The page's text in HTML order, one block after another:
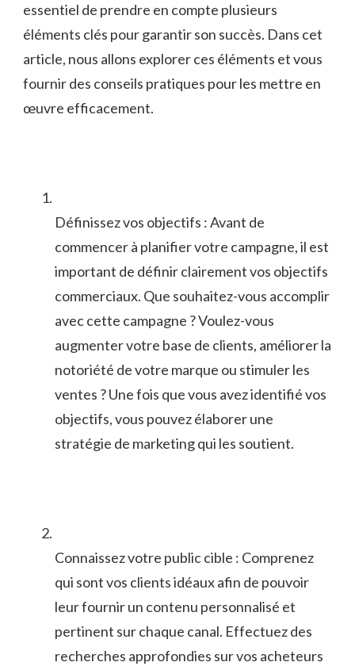
essentiel ⁣de prendre ​en ‌compte plusieurs
éléments clés pour garantir son‍ succès. Dans cet
article,‌ nous allons explorer ces éléments et⁤ vous
fournir‌ des ‌conseils pratiques pour ⁣les mettre en
⁤œuvre ⁤efficacement.⁢
Définissez vos ‌objectifs : Avant de
commencer ‌à‌ planifier votre campagne, il est
important ​de définir⁢ clairement vos ‌objectifs
commerciaux. Que⁤ souhaitez-vous accomplir
avec cette campagne ? Voulez-vous
augmenter ⁤votre base de clients, améliorer la
notoriété⁣ de votre marque ou stimuler ​les
ventes ⁤? Une ‍fois que vous avez identifié ⁤vos
objectifs, vous‍ pouvez⁢ élaborer une
stratégie de‌ marketing ​qui les soutient.
Connaissez votre public cible : Comprenez‍
qui sont ⁣vos clients idéaux afin de pouvoir
‍leur fournir⁤ un contenu personnalisé et
pertinent sur chaque canal. ⁤Effectuez des
recherches ‍approfondies sur vos ⁢acheteurs⁢